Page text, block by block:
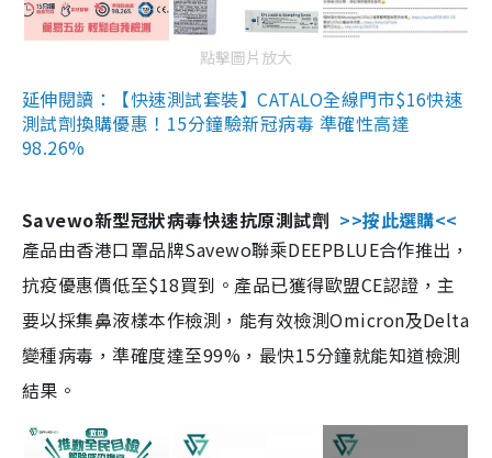
點擊圖片放大
延伸閱讀：【快速測試套裝】CATALO全線門市$16快速
測試劑換購優惠！15分鐘驗新冠病毒 準確性高達
98.26%
Savewo新型冠狀病毒快速抗原測試劑 >>按此選購<<
產品由香港口罩品牌Savewo聯乘DEEPBLUE合作推出，
抗疫優惠價低至$18買到。產品已獲得歐盟CE認證，主
要以採集鼻液樣本作檢測，能有效檢測Omicron及Delta
變種病毒，準確度達至99%，最快15分鐘就能知道檢測
結果。